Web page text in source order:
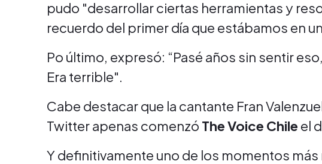
pudo "desarrollar ciertas herramientas y
recuerdo del primer día que estábamos en
Po último, expresó: “Pasé años sin sentir
Era terrible".
Cabe destacar que la cantante Fran
Twitter apenas comenzó The Voice Chile el
Y definitivamente uno de los momentos